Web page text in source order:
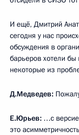
И ещё, Дмитрий
сегодня у нас
обсуждения в
барьеров хотели
некоторые из
Д.Медведев:
Е.Юрьев: …с
это